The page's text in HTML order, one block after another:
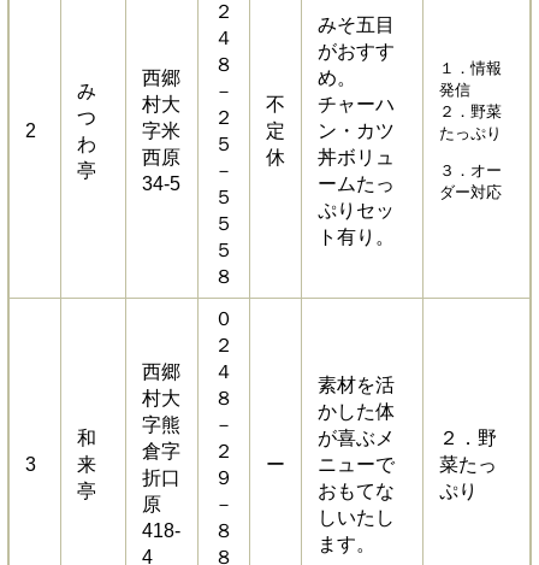
2
み
つ
わ
亭
西郷
村大
字米
西原
34-5
２
４
８
－
２
５
－
５
５
５
８
不
定
休
みそ五目
がおすす
め。
チャーハ
ン・カツ
丼ボリュ
ームたっ
ぷりセッ
ト有り。
１．情報
発信
２．野菜
たっぷり
３．オー
ダー対応
3
和
来
亭
西郷
村大
字熊
倉字
折口
原
418-
4
０
２
４
８
－
２
９
－
８
８
ー
素材を活
かした体
が喜ぶメ
ニューで
おもてな
しいたし
ます。
２．野
菜たっ
ぷり